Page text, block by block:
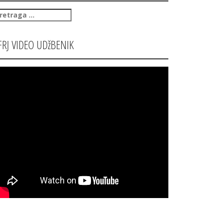
VIDEO UDžBENIK